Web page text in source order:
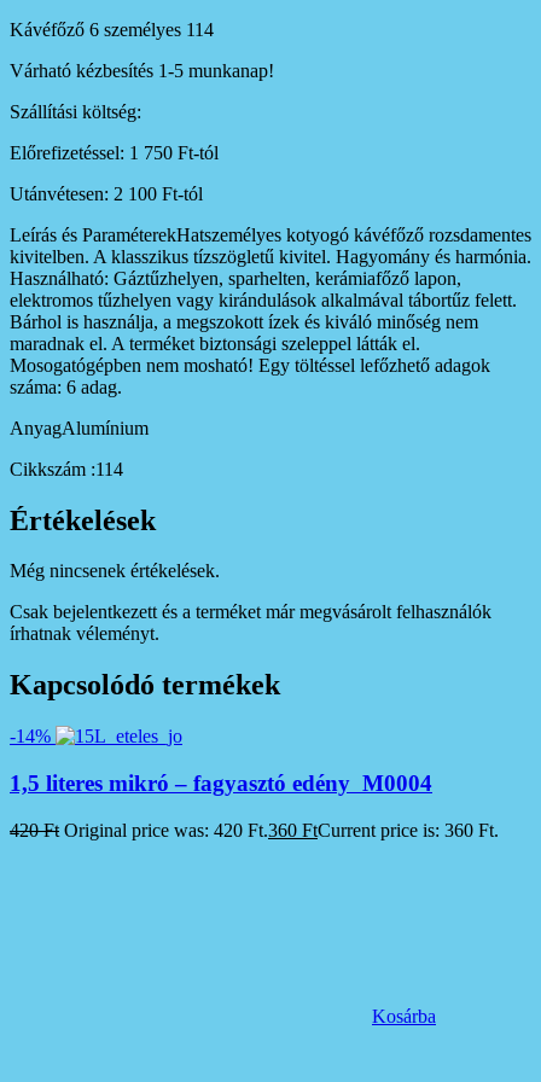
Kávéfőző 6 személyes 114
Várható kézbesítés 1-5 munkanap!
Szállítási költség:
Előrefizetéssel: 1 750 Ft-tól
Utánvétesen: 2 100 Ft-tól
Leírás és ParaméterekHatszemélyes kotyogó kávéfőző rozsdamentes
kivitelben. A klasszikus tízszögletű kivitel. Hagyomány és harmónia.
Használható: Gáztűzhelyen, sparhelten, kerámiafőző lapon,
elektromos tűzhelyen vagy kirándulások alkalmával tábortűz felett.
Bárhol is használja, a megszokott ízek és kiváló minőség nem
maradnak el. A terméket biztonsági szeleppel látták el.
Mosogatógépben nem mosható! Egy töltéssel lefőzhető adagok
száma: 6 adag.
AnyagAlumínium
Cikkszám :114
Értékelések
Még nincsenek értékelések.
Csak bejelentkezett és a terméket már megvásárolt felhasználók
írhatnak véleményt.
Kapcsolódó termékek
-14%
1,5 literes mikró – fagyasztó edény M0004
420Ft Original price was: 420 Ft.360 FtCurrent price is: 360 Ft.
Kosárba